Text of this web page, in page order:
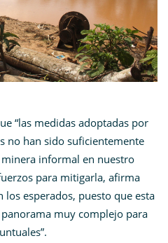
“las medidas adoptadas por
no han sido suficientemente
informal en nuestro
para mitigarla, afirma
esperados, puesto que esta
muy complejo para